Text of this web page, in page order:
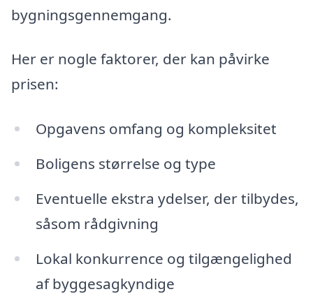
bygningsgennemgang.
Her er nogle faktorer, der kan påvirke
prisen:
Opgavens omfang og kompleksitet
Boligens størrelse og type
Eventuelle ekstra ydelser, der tilbydes,
såsom rådgivning
Lokal konkurrence og tilgængelighed
af byggesagkyndige